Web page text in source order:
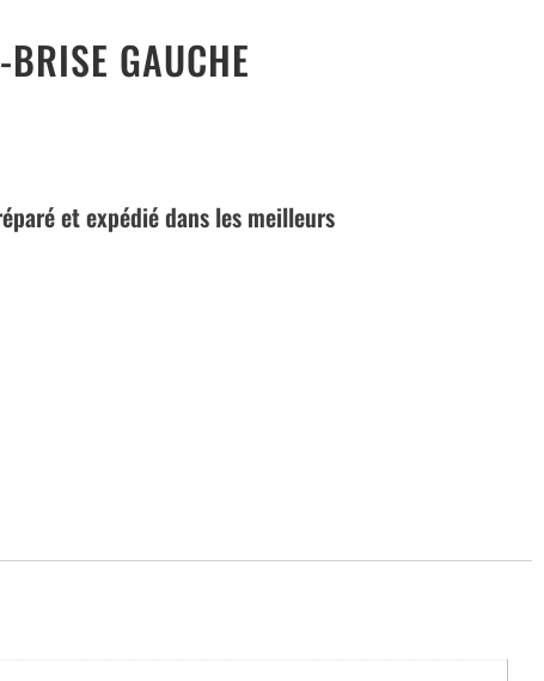
GAUCHE
et expédié dans les meilleurs